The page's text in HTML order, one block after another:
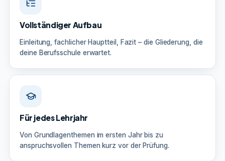
Vollständiger Aufbau
Einleitung, fachlicher Hauptteil, Fazit – die Gliederung, die
deine Berufsschule erwartet.
Für jedes Lehrjahr
Von Grundlagenthemen im ersten Jahr bis zu
anspruchsvollen Themen kurz vor der Prüfung.